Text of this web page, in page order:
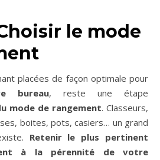
le mode
placées de façon optimale pour
bureau, reste une étape
mode de rangement. Classeurs,
boites, pots, casiers… un grand
Retenir le plus pertinent
à la pérennité de votre